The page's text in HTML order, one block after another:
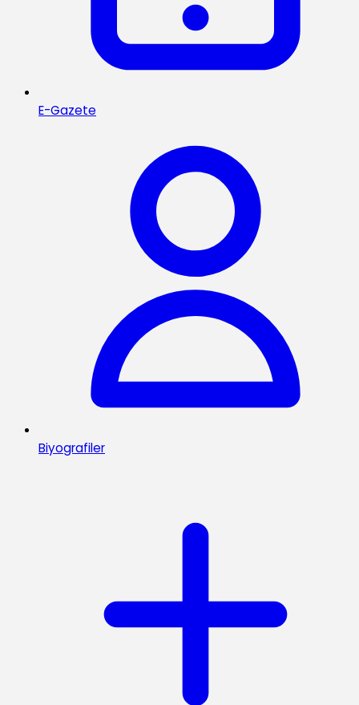
E-Gazete
Biyografiler